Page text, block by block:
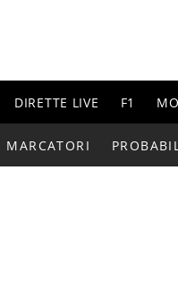
DIRETTE LIVE F1
MARCATORI